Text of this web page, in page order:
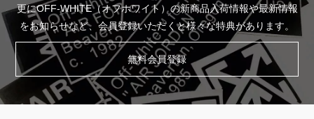
更にOFF-WHITE（オフホワイト）の新商品入荷情報や最新情報
をお知らせなど、会員登録いただくと様々な特典があります。
無料会員登録